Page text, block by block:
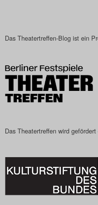
Das Theatertreffen-Blog ist ein
Das Theatertreffen wird